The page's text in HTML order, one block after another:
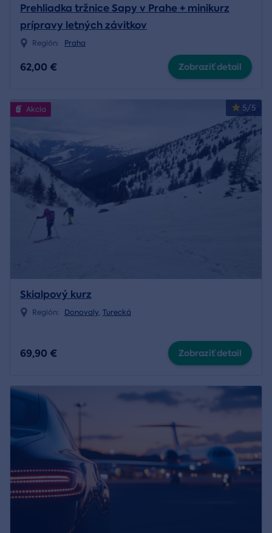
Prehliadka tržnice Sapy v Prahe + minikurz
prípravy letných závitkov
Región: Praha
62,00 € Zobraziť detail
5/5
Akcia
Skialpový kurz
Región: Donovaly, Turecká
69,90 € Zobraziť detail